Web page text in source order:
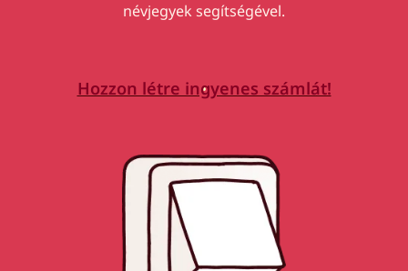
névjegyek segítségével.
Hozzon létre ingyenes számlát!